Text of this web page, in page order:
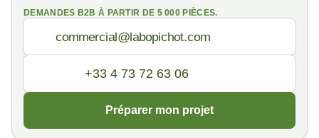
DEMANDES B2B À PARTIR DE 5 000 PIÈCES.
Préparer mon projet